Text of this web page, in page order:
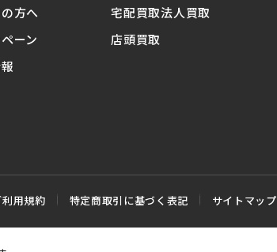
方へ
ーン
宅配買取
店頭買取
法人買取
利用規約 特定商取引に基づく表記 サイトマップ